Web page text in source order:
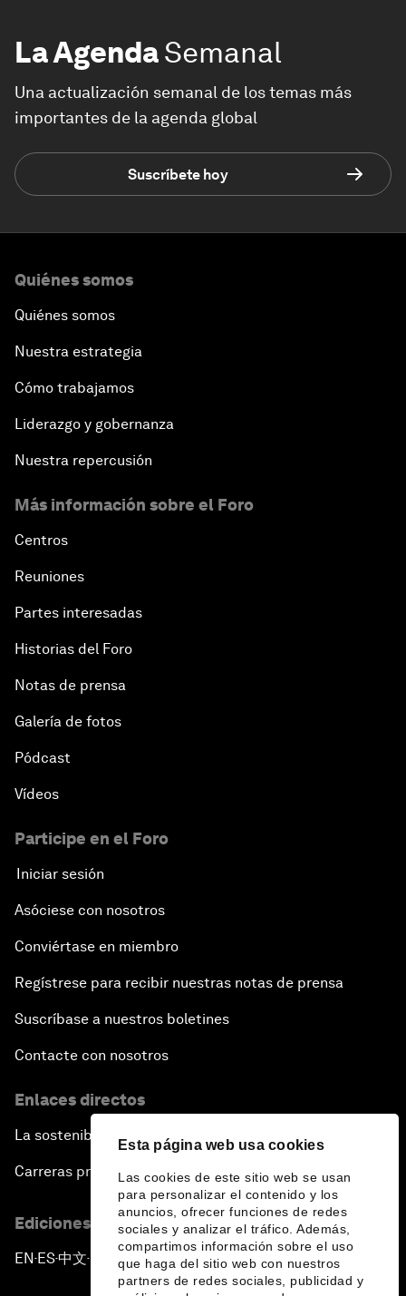
Esta página web usa cookies
Las cookies de este sitio web se usan
para personalizar el contenido y los
anuncios, ofrecer funciones de redes
sociales y analizar el tráfico. Además,
compartimos información sobre el uso
que haga del sitio web con nuestros
partners de redes sociales, publicidad y
La AgendaSemanal
Una actualización semanal de los temas más
importantes de la agenda global
Suscríbete hoy
Quiénes somos
Quiénes somos
Nuestra estrategia
Cómo trabajamos
Liderazgo y gobernanza
Nuestra repercusión
Más información sobre el Foro
Centros
Reuniones
Partes interesadas
Historias del Foro
Notas de prensa
Galería de fotos
Pódcast
Vídeos
Participe en el Foro
Iniciar sesión
Asóciese con nosotros
Conviértase en miembro
Regístrese para recibir nuestras notas de prensa
Suscríbase a nuestros boletines
Contacte con nosotros
Enlaces directos
La sostenibilidad en el Foro
Carreras profesionales
Ediciones en otros idiomas
EN ▪ ES▪中文▪ 日本語